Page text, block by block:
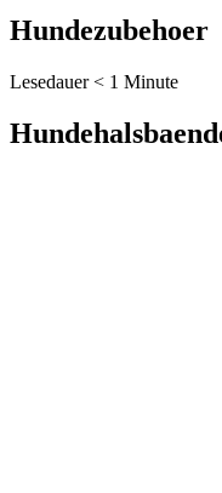
Hundezubehoer
Lesedauer < 1 Minute